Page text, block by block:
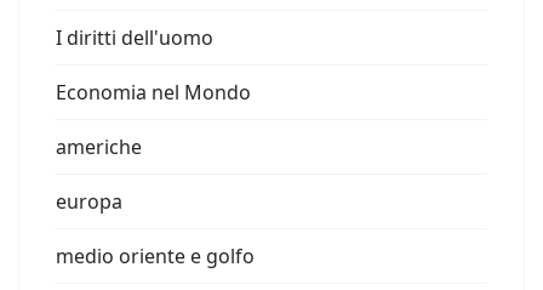
I diritti dell'uomo
Economia nel Mondo
americhe
europa
medio oriente e golfo